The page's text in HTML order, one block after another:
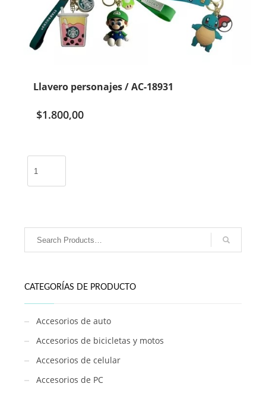
Llavero personajes / AC-18931
$1.800,00
personajes
cantidad
CATEGORÍAS DE PRODUCTO
Accesorios de auto
Accesorios de bicicletas y motos
Accesorios de celular
Accesorios de PC